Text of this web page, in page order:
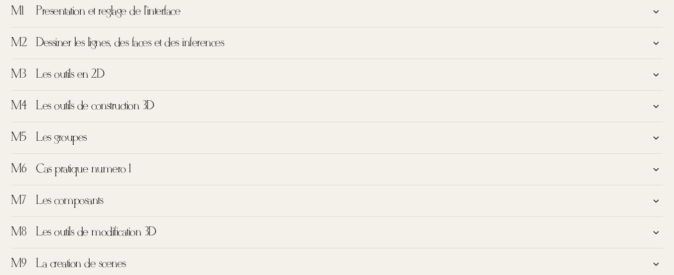
M1 Présentation et réglage de l'interface
M2 Dessiner les lignes, des faces et des inférences
M3 Les outils en 2D
M4 Les outils de construction 3D
M5 Les groupes
M6 Cas pratique numéro 1
M7 Les composants
M8 Les outils de modification 3D
M9 La création de scènes